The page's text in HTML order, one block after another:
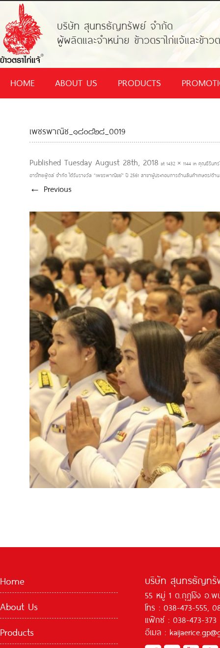
บริษัท สุนทรธัญทรัพย์ จำกัด
ผู้ผลิตและจำหน่าย ข้าวตราไก่แจ้และข้าวต
HOME ABOUT US PRODUCTS
เพชรพาณิช_๑๘๐๘๒๘_0019
Published Tuesday August 28th, 2018 at 1432 × 1144 in คุณธีรินท
อาร์ไทยฟู้ดส์ จำกัด ได้รับรางวัล “เพชรพาณิชย์” ปี 2561 สาขาผู้ประกอบการด้านสินค้าเกษตร/ด้
← Previous
Home
About Us
Products
บริษัท สุนทรธัญทรั
55 หมู่ 1 ต.กุฏโง้ง อ.
โทร : 038-473-555,
แฟ๊กซ์ : 038-473-373
อีเมล :